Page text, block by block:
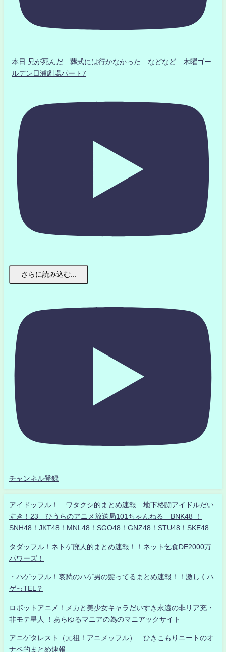
本日 兄が死んだ 葬式には行かなかった などなど 木曜ゴー
ルデン日浦劇場パート7
さらに読み込む...
チャンネル登録
アイドッフル！ ワタクシ的まとめ速報 地下格闘アイドルだい
すき！23 ひうらのアニメ放送局101ちゃんねる BNK48 ！
SNH48！JKT48！MNL48！SGO48！GNZ48！STU48！SKE48
タダッフル！ネトゲ廃人的まとめ速報！！ネット乞食DE2000万
パワーズ！
・ハゲッフル！哀愁のハゲ男の髪ってるまとめ速報！！激しくハ
ゲっTEL？
ロボットアニメ！メカと美少女キャラだいすき永遠の非リア充・
非モテ星人 ！あらゆるマニアの為のマニアックサイト
アニゲタレスト（元祖！アニメッフル） ひきこもりニートのオ
ナベ的まとめ速報